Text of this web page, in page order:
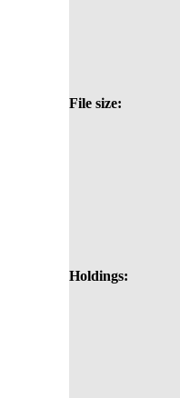
File size:
Holdings: